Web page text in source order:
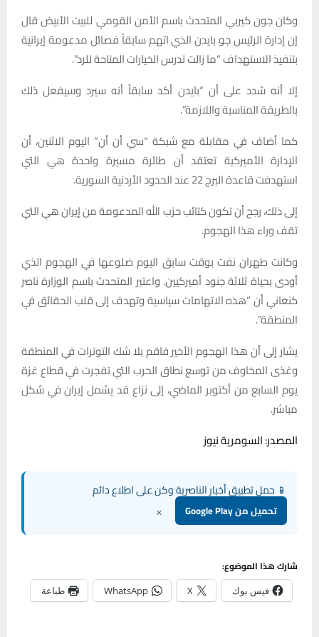
وكان جون كيربي المتحدث باسم الأمن القومي للبيت الأبيض قال
إن إدارة الرئيس جو بايدن الذي اتهم سابقاً فصائل مدعومة إيرانية
بتنفيذ الاستهداف “ما زالت تدرس الخيارات المتاحة للرد”.
إلا أنه شدد على أن “بايدن أكد سابقاً أنه سيرد وسيفعل ذلك
بالطريقة المناسبة واللازمة”.
كما أضاف في مقابلة مع شبكة “سي أن أن” اليوم الاثنين، أن
الإدارة الأميركية تعتقد أن طائرة مسيرة واحدة هي التي
استهدفت قاعدة البرج 22 عند الحدود الأردنية السورية.
إلى ذلك، رجح أن تكون كتائب حزب الله المدعومة من إيران هي التي
تقف وراء هذا الهجوم.
وكانت طهران نفت بوقت سابق اليوم ضلوعها في الهجوم الذي
أودى بحياة ثلاثة جنود أميركيين. واعتبر المتحدث باسم الوزارة ناصر
كنعاني أن “هذه الاتهامات سياسية وتهدف إلى قلب الحقائق في
المنطقة”.
يشار إلى أن هذا الهجوم الأخير فاقم بلا شك التوترات في المنطقة
وغذى المخاوف من توسع نطاق الحرب التي تفجرت في قطاع غزة
يوم السابع من أكتوبر الماضي، إلى نزاع قد يشمل إيران في شكل
مباشر.
المصدر: السومرية نيوز
📱 حمل تطبيق أخبار الناصرية وكن على اطلاع دائم
تحميل من Google Play ×
شارك هذا الموضوع:
فيس بوك X
WhatsApp طباعة